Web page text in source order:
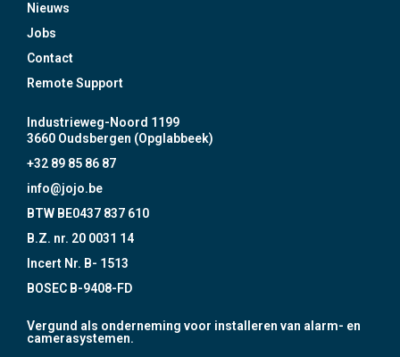
Nieuws
Jobs
Contact
Remote Support
Industrieweg-Noord 1199
3660 Oudsbergen (Opglabbeek)
+32 89 85 86 87
info@jojo.be
BTW BE0437 837 610
B.Z. nr. 20 0031 14
Incert Nr. B- 1513
BOSEC B-9408-FD
Vergund als onderneming voor installeren van alarm- en
camerasystemen.